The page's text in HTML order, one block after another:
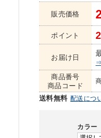
販売価格
ポイント
お届け日
⇒
商品番号
商品コード
送料無料 配送につ
カラー